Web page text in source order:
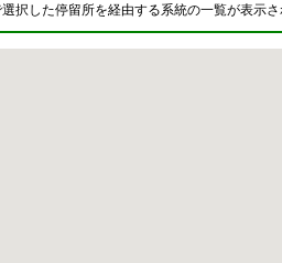
択した停留所を経由する系統の一覧が表示